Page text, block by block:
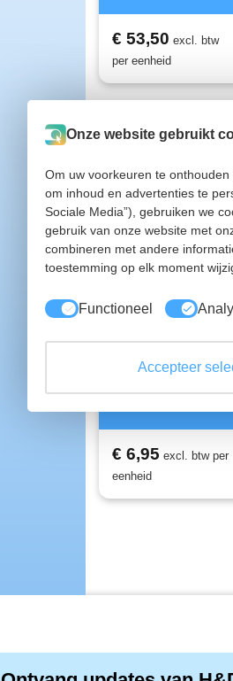
€ 53,50 excl. btw
per eenheid
Wandhouder
oogspoelfles
52560
€ 6,95 excl. btw per
eenheid
Onze website gebruikt
Om uw voorkeuren te onthouden
om inhoud en advertenties te
Sociale Media”), gebruiken we
gebruik van onze website met
combineren met andere
toestemming op elk moment
Functioneel
Accepteer